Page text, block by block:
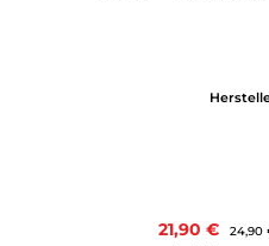
21,90 € 24,90